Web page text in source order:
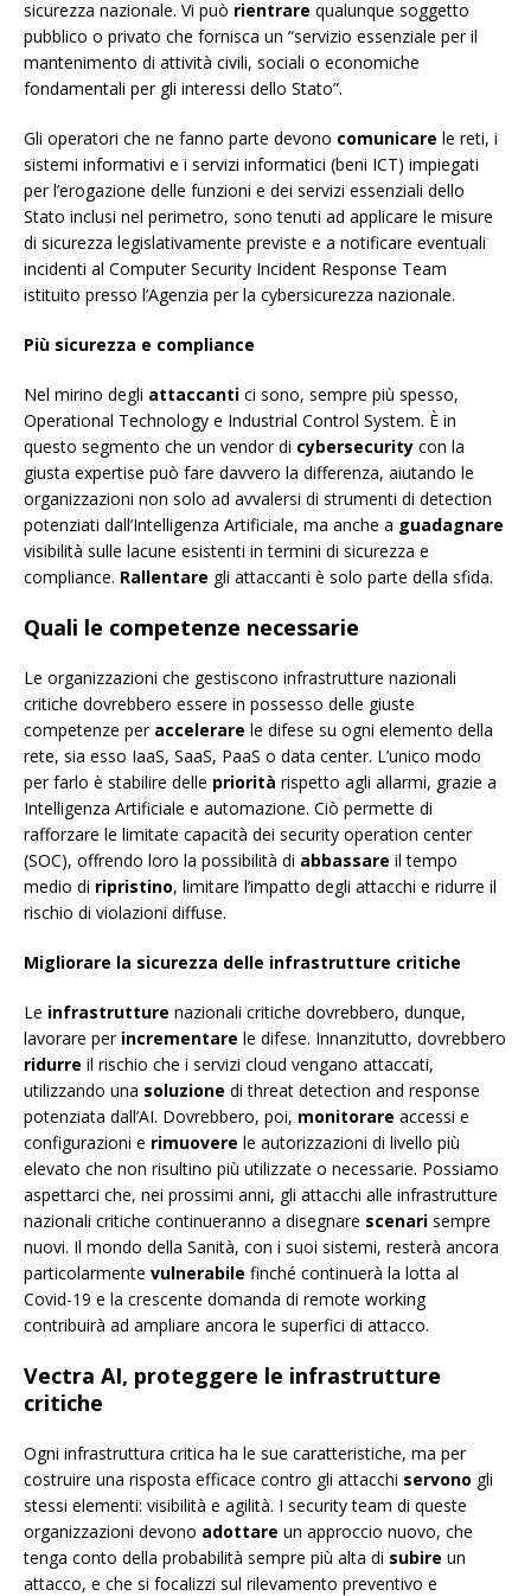
sicurezza nazionale. Vi può rientrare qualunque soggetto
pubblico o privato che fornisca un “servizio essenziale per il
mantenimento di attività civili, sociali o economiche
fondamentali per gli interessi dello Stato”.
Gli operatori che ne fanno parte devono comunicare le reti, i
sistemi informativi e i servizi informatici (beni ICT) impiegati
per l’erogazione delle funzioni e dei servizi essenziali dello
Stato inclusi nel perimetro, sono tenuti ad applicare le misure
di sicurezza legislativamente previste e a notificare eventuali
incidenti al Computer Security Incident Response Team
istituito presso l’Agenzia per la cybersicurezza nazionale.
Più sicurezza e compliance
Nel mirino degli attaccanti ci sono, sempre più spesso,
Operational Technology e Industrial Control System. È in
questo segmento che un vendor di cybersecurity con la
giusta expertise può fare davvero la differenza, aiutando le
organizzazioni non solo ad avvalersi di strumenti di detection
potenziati dall’Intelligenza Artificiale, ma anche a guadagnare
visibilità sulle lacune esistenti in termini di sicurezza e
compliance. Rallentare gli attaccanti è solo parte della sfida.
Quali le competenze necessarie
Le organizzazioni che gestiscono infrastrutture nazionali
critiche dovrebbero essere in possesso delle giuste
competenze per accelerare le difese su ogni elemento della
rete, sia esso IaaS, SaaS, PaaS o data center. L’unico modo
per farlo è stabilire delle priorità rispetto agli allarmi, grazie a
Intelligenza Artificiale e automazione. Ciò permette di
rafforzare le limitate capacità dei security operation center
(SOC), offrendo loro la possibilità di abbassare il tempo
medio di ripristino, limitare l’impatto degli attacchi e ridurre il
rischio di violazioni diffuse.
Migliorare la sicurezza delle infrastrutture critiche
Le infrastrutture nazionali critiche dovrebbero, dunque,
lavorare per incrementare le difese. Innanzitutto, dovrebbero
ridurre il rischio che i servizi cloud vengano attaccati,
utilizzando una soluzione di threat detection and response
potenziata dall’AI. Dovrebbero, poi, monitorare accessi e
configurazioni e rimuovere le autorizzazioni di livello più
elevato che non risultino più utilizzate o necessarie. Possiamo
aspettarci che, nei prossimi anni, gli attacchi alle infrastrutture
nazionali critiche continueranno a disegnare scenari sempre
nuovi. Il mondo della Sanità, con i suoi sistemi, resterà ancora
particolarmente vulnerabile finché continuerà la lotta al
Covid-19 e la crescente domanda di remote working
contribuirà ad ampliare ancora le superfici di attacco.
Vectra AI, proteggere le infrastrutture
critiche
Ogni infrastruttura critica ha le sue caratteristiche, ma per
costruire una risposta efficace contro gli attacchi servono gli
stessi elementi: visibilità e agilità. I security team di queste
organizzazioni devono adottare un approccio nuovo, che
tenga conto della probabilità sempre più alta di subire un
attacco, e che si focalizzi sul rilevamento preventivo e